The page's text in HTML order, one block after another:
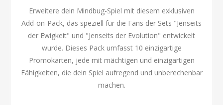
Erweitere dein Mindbug-Spiel mit diesem exklusiven
Add-on-Pack, das speziell für die Fans der Sets "Jenseits
der Ewigkeit" und "Jenseits der Evolution" entwickelt
wurde. Dieses Pack umfasst 10 einzigartige
Promokarten, jede mit mächtigen und einzigartigen
Fähigkeiten, die dein Spiel aufregend und unberechenbar
machen.